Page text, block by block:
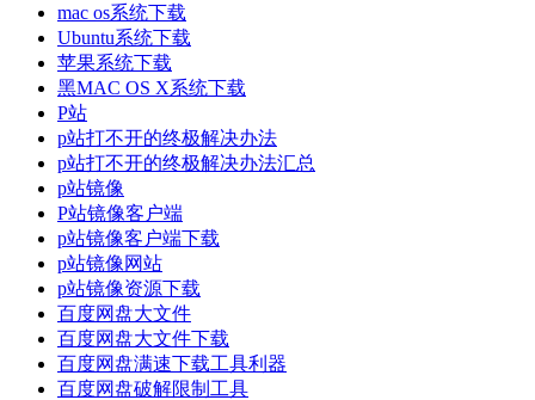
mac os系统下载
Ubuntu系统下载
苹果系统下载
黑MAC OS X系统下载
P站
p站打不开的终极解决办法
p站打不开的终极解决办法汇总
p站镜像
P站镜像客户端
p站镜像客户端下载
p站镜像网站
p站镜像资源下载
百度网盘大文件
百度网盘大文件下载
百度网盘满速下载工具利器
百度网盘破解限制工具